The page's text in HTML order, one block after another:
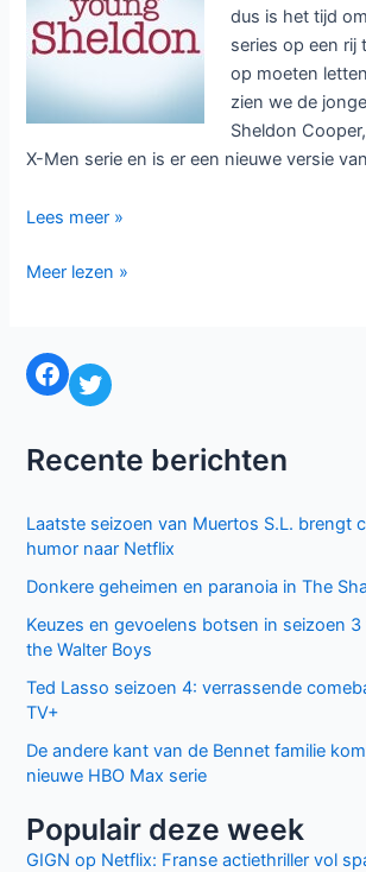
dus is het tijd
series op een rij
op moeten
zien we de
Sheldon
X-Men serie en is er een nieuwe versie
Zeven
series
te
letten
najaar
2017
Lees meer »
Zeven
om
op
in
2017
Meer lezen »
Facebook Twitter
Recente berichten
Laatste seizoen van Muertos S.L. brengt
humor naar Netflix
Donkere geheimen en paranoia in The
Keuzes en gevoelens botsen in seizoen
the Walter Boys
Ted Lasso seizoen 4: verrassende
TV+
De andere kant van de Bennet familie
nieuwe HBO Max serie
Populair deze week
GIGN op Netflix: Franse actiethriller vol